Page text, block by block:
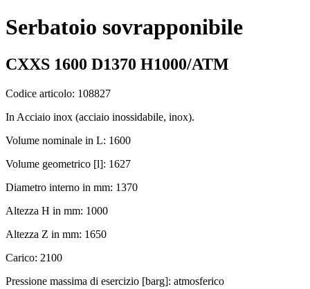
Serbatoio sovrapponibile
CXXS 1600 D1370 H1000/ATM
Codice articolo: 108827
In Acciaio inox (acciaio inossidabile, inox).
Volume nominale in L: 1600
Volume geometrico [l]: 1627
Diametro interno in mm: 1370
Altezza H in mm: 1000
Altezza Z in mm: 1650
Carico: 2100
Pressione massima di esercizio [barg]: atmosferico